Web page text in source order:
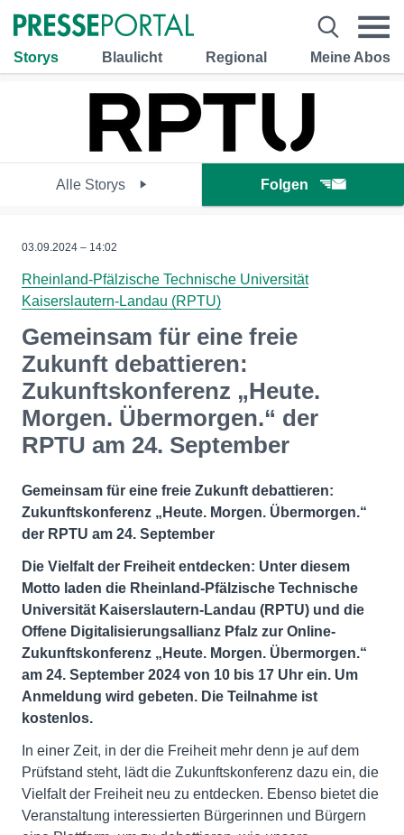
Storys Blaulicht Regional Meine Abos
Alle Storys Folgen
03.09.2024 – 14:02
Rheinland-Pfälzische Technische Universität
Kaiserslautern-Landau (RPTU)
Gemeinsam für eine freie
Zukunft debattieren:
Zukunftskonferenz „Heute.
Morgen. Übermorgen.“ der
RPTU am 24. September
Gemeinsam für eine freie Zukunft debattieren:
Zukunftskonferenz „Heute. Morgen. Übermorgen.“
der RPTU am 24. September
Die Vielfalt der Freiheit entdecken: Unter diesem
Motto laden die Rheinland-Pfälzische Technische
Universität Kaiserslautern-Landau (RPTU) und die
Offene Digitalisierungsallianz Pfalz zur Online-
Zukunftskonferenz „Heute. Morgen. Übermorgen.“
am 24. September 2024 von 10 bis 17 Uhr ein. Um
Anmeldung wird gebeten. Die Teilnahme ist
kostenlos.
In einer Zeit, in der die Freiheit mehr denn je auf dem
Prüfstand steht, lädt die Zukunftskonferenz dazu ein, die
Vielfalt der Freiheit neu zu entdecken. Ebenso bietet die
Veranstaltung interessierten Bürgerinnen und Bürgern